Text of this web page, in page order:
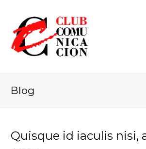
Blog
Quisque id iaculis nisi,